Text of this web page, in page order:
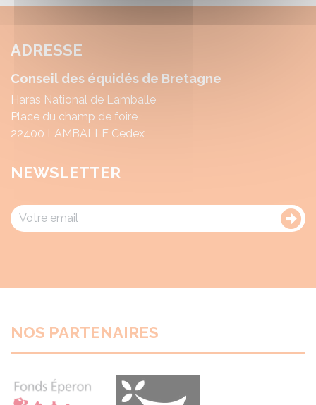
ADRESSE
Conseil des équidés de Bretagne
Haras National de Lamballe
Place du champ de foire
22400 LAMBALLE Cedex
NEWSLETTER
NOS PARTENAIRES